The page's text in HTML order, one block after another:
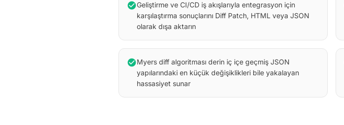
check_circleGeliştirme ve CI/CD iş akışlarıyla entegrasyon için
karşılaştırma sonuçlarını Diff Patch, HTML veya JSON
olarak dışa aktarın
check_circleMyers diff algoritması derin iç içe geçmiş JSON
yapılarındaki en küçük değişiklikleri bile yakalayan
hassasiyet sunar